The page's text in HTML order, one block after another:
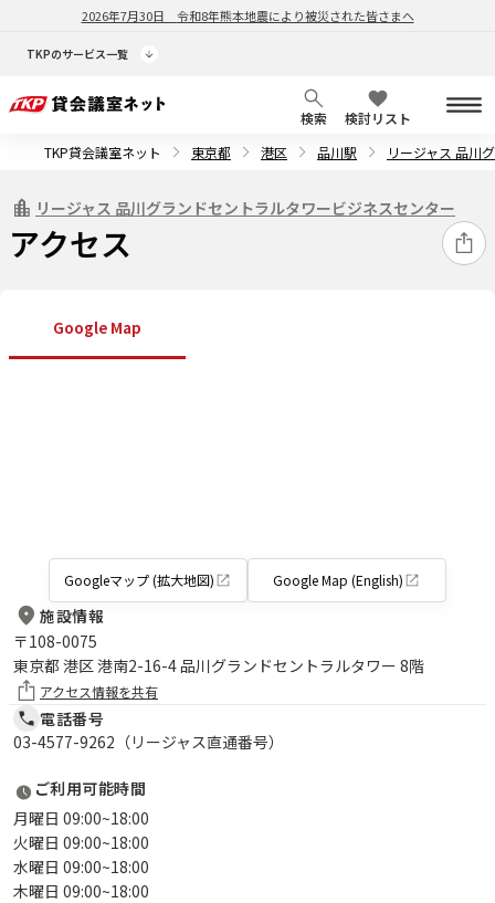
2026年7月30日 令和8年熊本地震により被災された皆さまへ
TKPのサービス一覧
検索
検討リスト
TKP貸会議室ネット
東京都 港区 品川駅 リージャス 品川
リージャス 品川グランドセントラルタワービジネスセンター
アクセス
Google Map
Googleマップ (拡大地図) Google Map (English)
施設情報
〒108-0075
東京都 港区 港南2-16-4 品川グランドセントラルタワー 8階
アクセス情報を共有
電話番号
03-4577-9262（リージャス直通番号）
ご利用可能時間
月曜日 09:00~18:00
火曜日 09:00~18:00
水曜日 09:00~18:00
木曜日 09:00~18:00